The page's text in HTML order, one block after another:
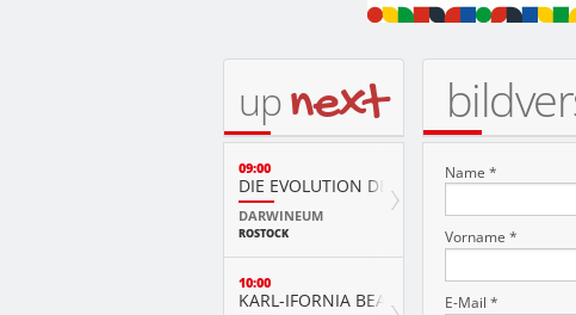
Name *
Vorname *
E-Mail *
upnext
09:00
DIE EVOLUTION DER TIERE MIT
DARWINEUM
ROSTOCK
10:00
KARL-IFORNIA BEACH SANDWELTEN